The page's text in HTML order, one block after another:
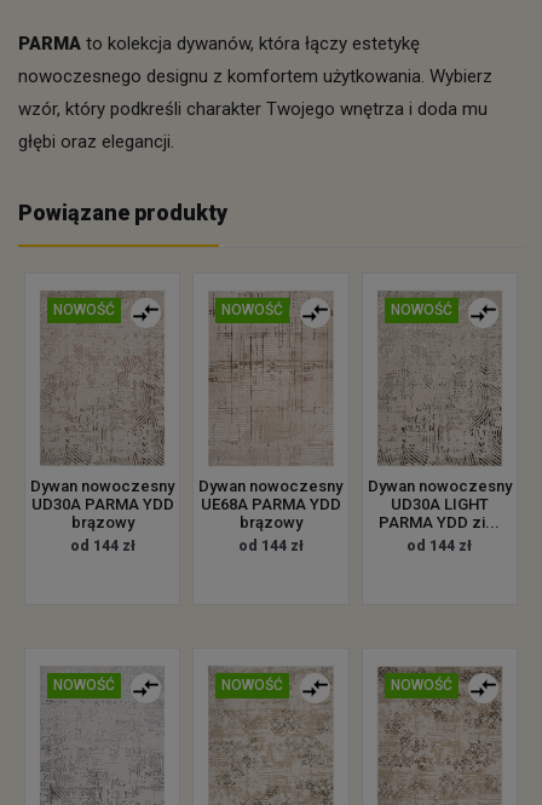
PARMA to kolekcja dywanów, która łączy estetykę
nowoczesnego designu z komfortem użytkowania. Wybierz
wzór, który podkreśli charakter Twojego wnętrza i doda mu
głębi oraz elegancji.
Powiązane produkty
NOWOŚĆ
Dywan nowoczesny
UD30A PARMA YDD
brązowy
od 144 zł
NOWOŚĆ
Dywan nowoczesny
UE68A PARMA YDD
brązowy
od 144 zł
NOWOŚĆ
Dywan nowoczesny
UD30A LIGHT
PARMA YDD zi...
od 144 zł
NOWOŚĆ NOWOŚĆ NOWOŚĆ